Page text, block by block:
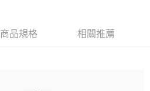
商品規格 相關推薦